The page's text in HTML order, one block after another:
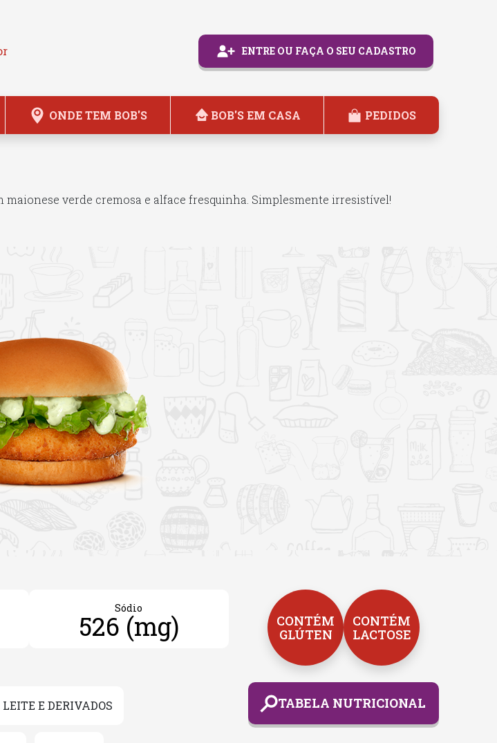
ENTRE OU FAÇA O SEU CADASTRO
ONDE TEM BOB'S BOB'S EM CASA PEDIDOS
verde cremosa e alface fresquinha. Simplesmente irresistível!
Sódio
526 (mg)
LEITE E DERIVADOS
CONTÉM
GLÚTEN
CONTÉM
LACTOSE
TABELA NUTRICIONAL